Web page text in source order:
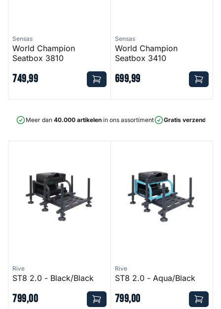
Sensas
World Champion
Seatbox 3810
749,99
Sensas
World Champion
Seatbox 3410
699,99
Meer dan 40.000 artikelen in ons assortiment Gratis verzending
Rive
ST8 2.0 - Black/Black
799,00
Rive
ST8 2.0 - Aqua/Black
799,00